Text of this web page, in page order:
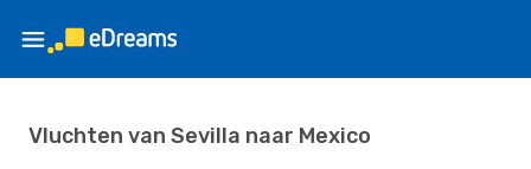
Vluchten van Sevilla naar Mexico